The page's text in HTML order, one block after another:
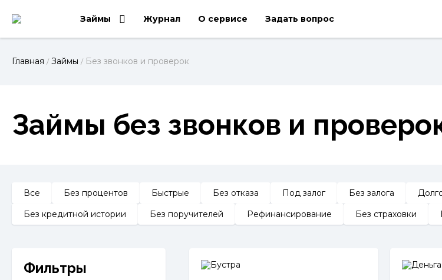
Займы Журнал О сервисе Задать вопрос
Главная / Займы / Без звонков и проверок
Займы без звонков и
Все Без процентов Быстрые Без отказа Под залог Без залога
Без кредитной истории
Без поручителей Рефинансирование Без страховки
Фильтры